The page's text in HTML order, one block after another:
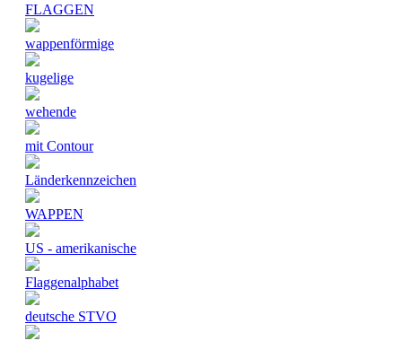
FLAGGEN
wappenförmige
kugelige
wehende
mit Contour
Länderkennzeichen
WAPPEN
US - amerikanische
Flaggenalphabet
deutsche STVO